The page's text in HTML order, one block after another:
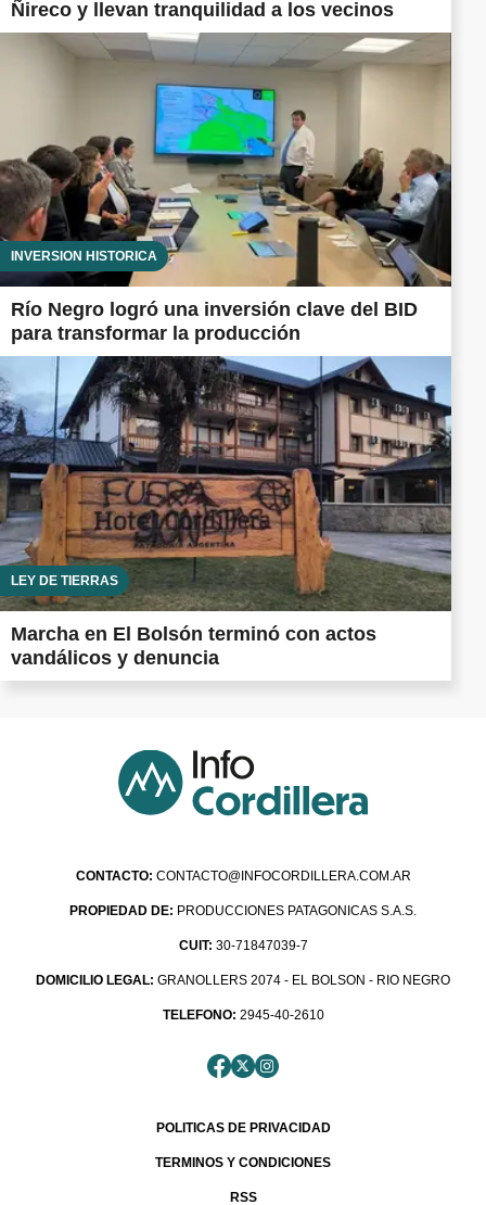
Ñireco y llevan tranquilidad a los vecinos
INVERSIÓN HISTÓRICA
Río Negro logró una inversión clave del BID
para transformar la producción
LEY DE TIERRAS
Marcha en El Bolsón terminó con actos
vandálicos y denuncia
CONTACTO: CONTACTO@INFOCORDILLERA.COM.AR
PROPIEDAD DE: PRODUCCIONES PATAGONICAS S.A.S.
CUIT: 30-71847039-7
DOMICILIO LEGAL: GRANOLLERS 2074 - EL BOLSON - RIO NEGRO
TELEFONO: 2945-40-2610
POLITICAS DE PRIVACIDAD
TERMINOS Y CONDICIONES
RSS